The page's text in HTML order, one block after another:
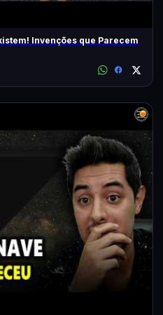
Invenções que Parecem